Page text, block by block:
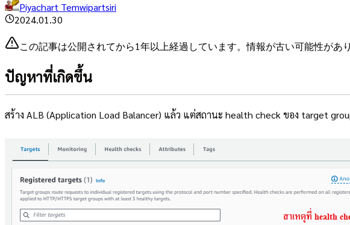
Piyachart Temwipartsiri
2024.01.30
この記事は公開されてから1年以上経過しています。情報が古い可能性があ
ปัญหาที่เกิดขึ้น
สร้าง ALB (Application Load Balancer) แล้ว แต่สถานะ health check ของ target